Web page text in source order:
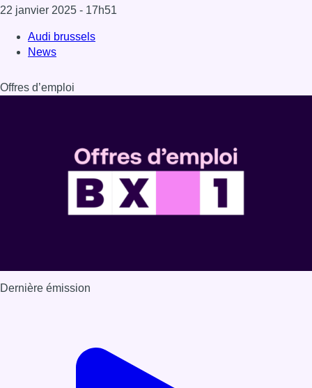
22 janvier 2025 - 17h51
Audi brussels
News
Offres d’emploi
Dernière émission